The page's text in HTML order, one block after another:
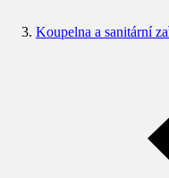
Koupelna a sanitární